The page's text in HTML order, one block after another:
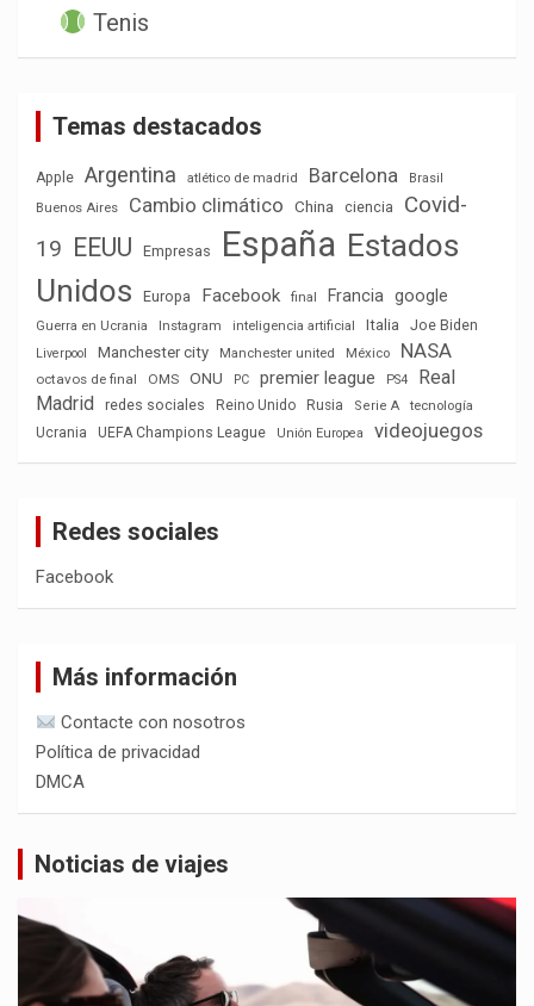
Tenis
Temas destacados
Apple Argentina atlético de madrid Barcelona
Brasil
Buenos Aires
Cambio climático China ciencia
Covid-
19 EEUU Empresas España Estados
Unidos
Europa Facebook final Francia google
Guerra en Ucrania Instagram inteligencia artificial Italia Joe Biden
Liverpool Manchester city Manchester united México NASA
octavos de final OMS ONU PC premier league PS4
Real
Madrid
redes sociales Reino Unido Rusia Serie A
tecnología
Ucrania
UEFA Champions League Unión Europea videojuegos
Redes sociales
Facebook
Más información
Contacte con nosotros
Política de privacidad
DMCA
Noticias de viajes